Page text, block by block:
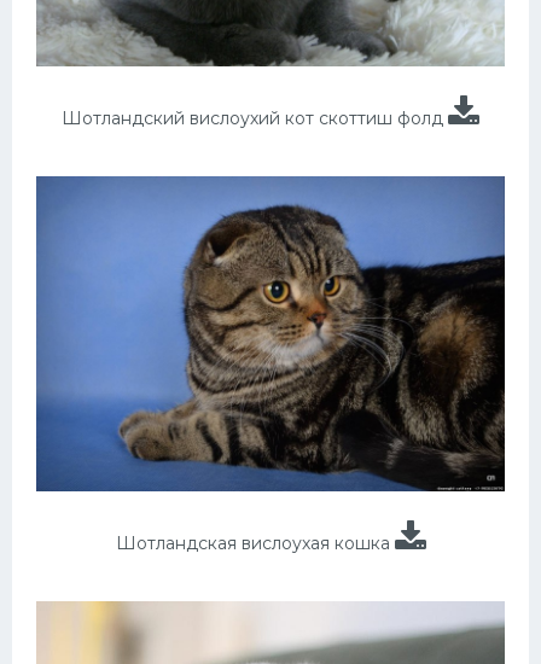
Шотландский вислоухий кот скоттиш фолд
Шотландская вислоухая кошка